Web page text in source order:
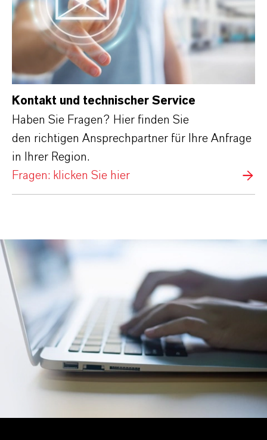
Kontakt und technischer Service
Haben Sie Fragen? Hier finden Sie
den richtigen Ansprechpartner für Ihre Anfrage
in Ihrer Region.
Fragen: klicken Sie hier